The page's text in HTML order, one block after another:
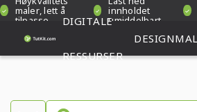
maler, lett å
tilpasse
innholdet
umiddelbart
DIGITALE
RESSURSER